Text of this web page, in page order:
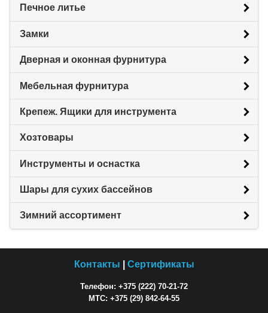
Печное литье
Замки
Дверная и оконная фурнитура
Мебельная фурнитура
Крепеж. Ящики для инструмента
Хозтовары
Инструменты и оснастка
Шары для сухих бассейнов
Зимний ассортимент
Контакты Сертификаты
Телефон: +375 (222) 70-21-72
МТС: +375 (29) 842-64-55